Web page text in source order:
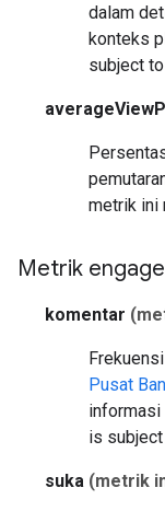
dalam
konteks
subject
metrik ini
Metrik
komentar
Pusat
informasi
is
suka (metrik